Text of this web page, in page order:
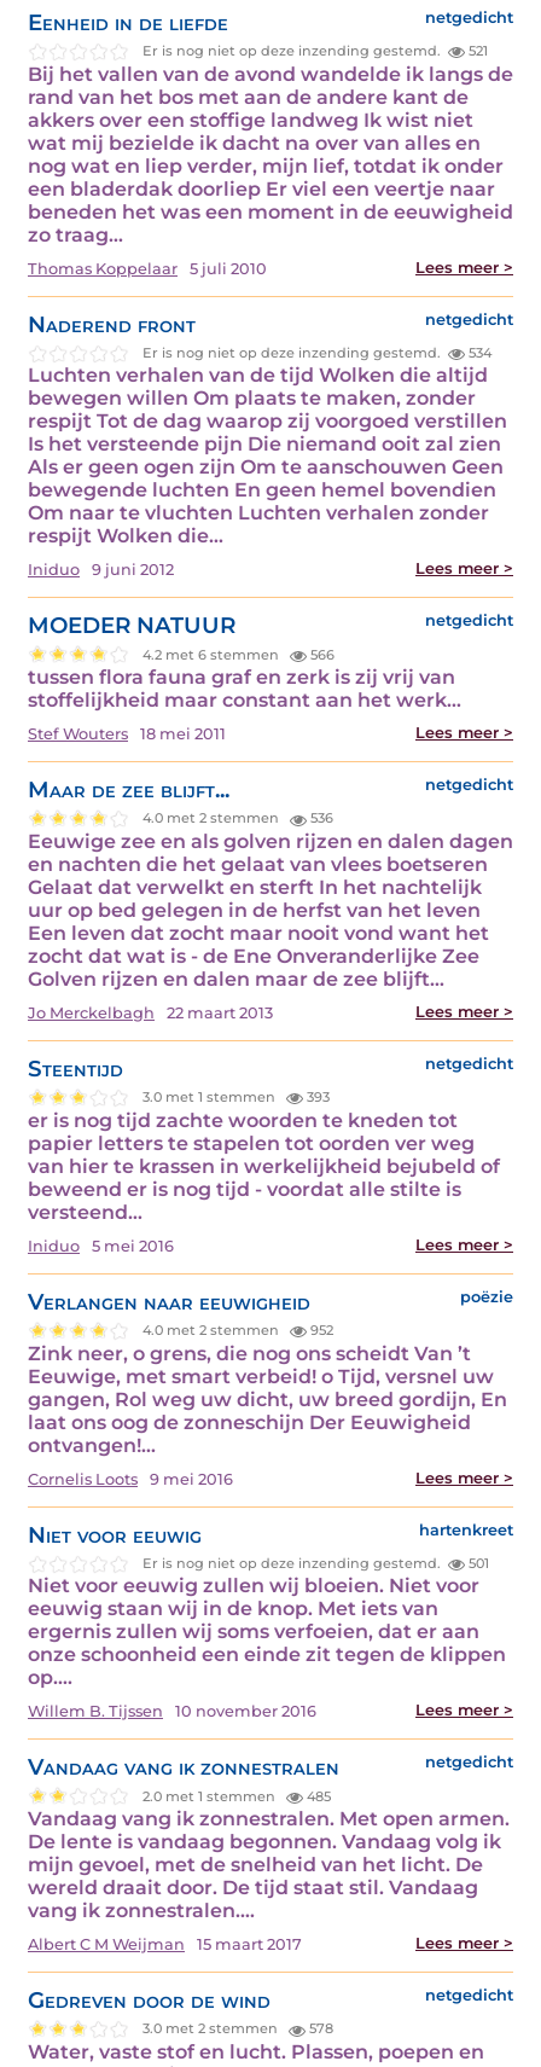
Eenheid in de liefde netgedicht
Er is nog niet op deze inzending gestemd. 521
Bij het vallen van de avond wandelde ik langs de
rand van het bos met aan de andere kant de
akkers over een stoffige landweg Ik wist niet
wat mij bezielde ik dacht na over van alles en
nog wat en liep verder, mijn lief, totdat ik onder
een bladerdak doorliep Er viel een veertje naar
beneden het was een moment in de eeuwigheid
zo traag…
Thomas Koppelaar 5 juli 2010 Lees meer >
Naderend front netgedicht
Er is nog niet op deze inzending gestemd. 534
Luchten verhalen van de tijd Wolken die altijd
bewegen willen Om plaats te maken, zonder
respijt Tot de dag waarop zij voorgoed verstillen
Is het versteende pijn Die niemand ooit zal zien
Als er geen ogen zijn Om te aanschouwen Geen
bewegende luchten En geen hemel bovendien
Om naar te vluchten Luchten verhalen zonder
respijt Wolken die…
Iniduo 9 juni 2012 Lees meer >
MOEDER NATUUR netgedicht
4.2 met 6 stemmen 566
tussen flora fauna graf en zerk is zij vrij van
stoffelijkheid maar constant aan het werk…
Stef Wouters 18 mei 2011 Lees meer >
Maar de zee blijft... netgedicht
4.0 met 2 stemmen 536
Eeuwige zee en als golven rijzen en dalen dagen
en nachten die het gelaat van vlees boetseren
Gelaat dat verwelkt en sterft In het nachtelijk
uur op bed gelegen in de herfst van het leven
Een leven dat zocht maar nooit vond want het
zocht dat wat is - de Ene Onveranderlijke Zee
Golven rijzen en dalen maar de zee blijft…
Jo Merckelbagh 22 maart 2013 Lees meer >
Steentijd netgedicht
3.0 met 1 stemmen 393
er is nog tijd zachte woorden te kneden tot
papier letters te stapelen tot oorden ver weg
van hier te krassen in werkelijkheid bejubeld of
beweend er is nog tijd - voordat alle stilte is
versteend…
Iniduo 5 mei 2016 Lees meer >
Verlangen naar eeuwigheid poëzie
4.0 met 2 stemmen 952
Zink neer, o grens, die nog ons scheidt Van ’t
Eeuwige, met smart verbeid! o Tijd, versnel uw
gangen, Rol weg uw dicht, uw breed gordijn, En
laat ons oog de zonneschijn Der Eeuwigheid
ontvangen!…
Cornelis Loots 9 mei 2016 Lees meer >
Niet voor eeuwig hartenkreet
Er is nog niet op deze inzending gestemd. 501
Niet voor eeuwig zullen wij bloeien. Niet voor
eeuwig staan wij in de knop. Met iets van
ergernis zullen wij soms verfoeien, dat er aan
onze schoonheid een einde zit tegen de klippen
op.…
Willem B. Tijssen 10 november 2016 Lees meer >
Vandaag vang ik zonnestralen netgedicht
2.0 met 1 stemmen 485
Vandaag vang ik zonnestralen. Met open armen.
De lente is vandaag begonnen. Vandaag volg ik
mijn gevoel, met de snelheid van het licht. De
wereld draait door. De tijd staat stil. Vandaag
vang ik zonnestralen.…
Albert C M Weijman 15 maart 2017 Lees meer >
Gedreven door de wind netgedicht
3.0 met 2 stemmen 578
Water, vaste stof en lucht. Plassen, poepen en